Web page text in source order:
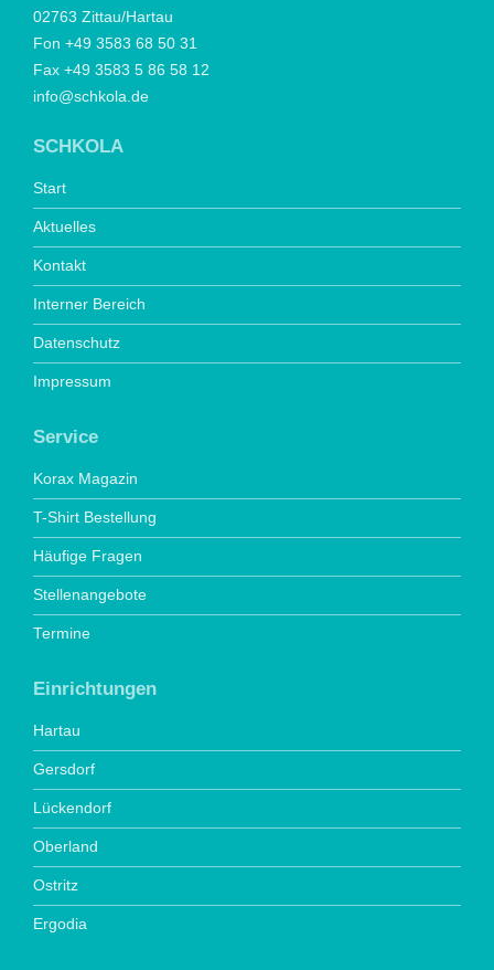
02763 Zittau/Hartau
Fon +49 3583 68 50 31
Fax +49 3583 5 86 58 12
info@schkola.de
SCHKOLA
Start
Aktuelles
Kontakt
Interner Bereich
Datenschutz
Impressum
Service
Korax Magazin
T-Shirt Bestellung
Häufige Fragen
Stellenangebote
Termine
Einrichtungen
Hartau
Gersdorf
Lückendorf
Oberland
Ostritz
Ergodia